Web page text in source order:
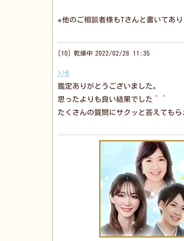
※他のご相談者様もTさんと書いてあ
10 乾燥中 2022/02/28 11:35
>>8
鑑定ありがとうございました。
思ったよりも良い結果でした＾＾
たくさんの質問にサクッと答えてもら